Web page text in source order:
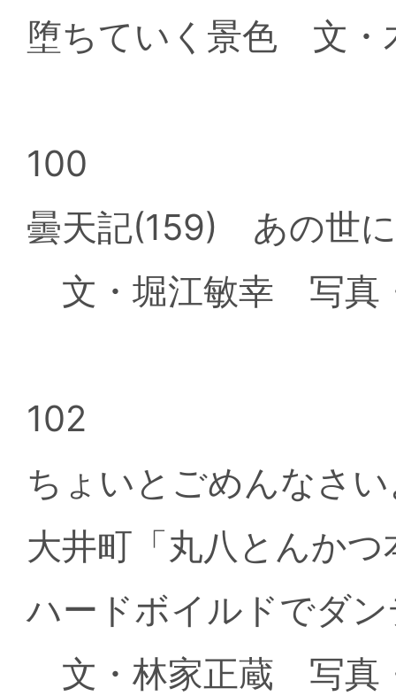
堕ちていく景色 文・
100
曇天記(159) あの世
文・堀江敏幸 写真
102
ちょいとごめんなさ
大井町「丸八とんか
ハードボイルドでダ
文・林家正蔵 写真